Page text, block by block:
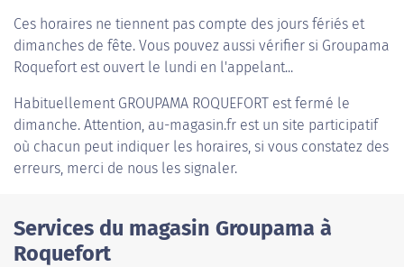
Ces horaires ne tiennent pas compte des jours fériés et
dimanches de fête. Vous pouvez aussi vérifier si Groupama
Roquefort est ouvert le lundi en l'appelant...
Habituellement GROUPAMA ROQUEFORT est fermé le
dimanche. Attention, au-magasin.fr est un site participatif
où chacun peut indiquer les horaires, si vous constatez des
erreurs, merci de nous les signaler.
Services du magasin Groupama à
Roquefort